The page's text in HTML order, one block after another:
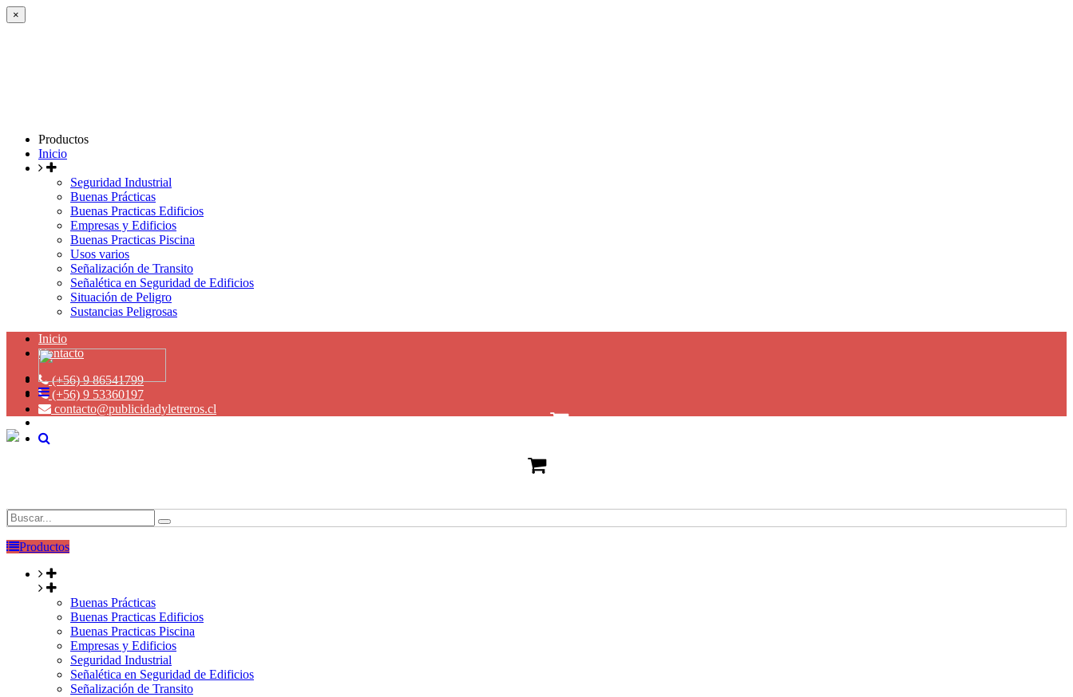
×
Productos
Inicio
Seguridad Industrial
Buenas Prácticas
Buenas Practicas Edificios
Empresas y Edificios
Buenas Practicas Piscina
Usos varios
Señalización de Transito
Señalética en Seguridad de Edificios
Situación de Peligro
Sustancias Peligrosas
Inicio
Contacto
(+56) 9 86541799
(+56) 9 53360197
contacto@publicidadyletreros.cl
Productos
Buenas Prácticas
Buenas Practicas Edificios
Buenas Practicas Piscina
Empresas y Edificios
Seguridad Industrial
Señalética en Seguridad de Edificios
Señalización de Transito